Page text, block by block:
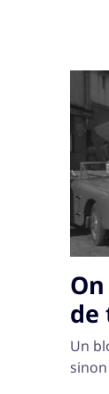
de
Un